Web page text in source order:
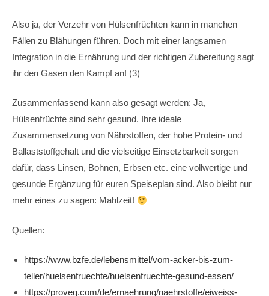
Also ja, der Verzehr von Hülsenfrüchten kann in manchen
Fällen zu Blähungen führen. Doch mit einer langsamen
Integration in die Ernährung und der richtigen Zubereitung sagt
ihr den Gasen den Kampf an! (3)
Zusammenfassend kann also gesagt werden: Ja,
Hülsenfrüchte sind sehr gesund. Ihre ideale
Zusammensetzung von Nährstoffen, der hohe Protein- und
Ballaststoffgehalt und die vielseitige Einsetzbarkeit sorgen
dafür, dass Linsen, Bohnen, Erbsen etc. eine vollwertige und
gesunde Ergänzung für euren Speiseplan sind. Also bleibt nur
mehr eines zu sagen: Mahlzeit!
Quellen:
https://www.bzfe.de/lebensmittel/vom-acker-bis-zum-
teller/huelsenfruechte/huelsenfruechte-gesund-essen/
https://proveg.com/de/ernaehrung/naehrstoffe/eiweiss-